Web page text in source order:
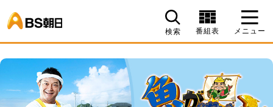
検索 番組表 メニュー